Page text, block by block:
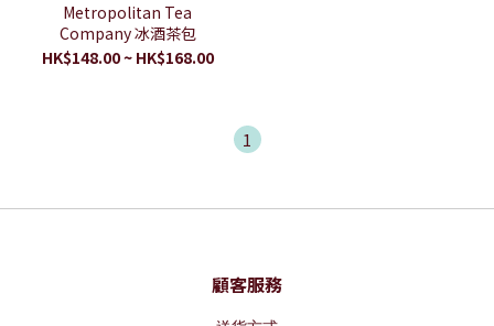
Metropolitan Tea
Company 冰酒茶包
HK$148.00 ~ HK$168.00
1
顧客服務